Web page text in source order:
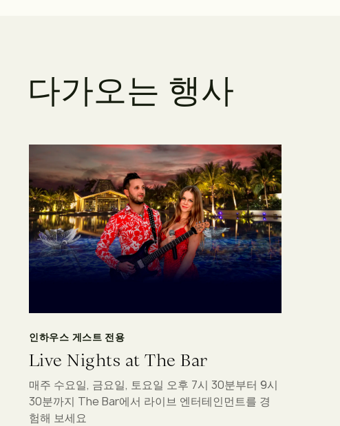
다가오는 행사
인하우스 게스트 전용
Live Nights at The Bar
매주 수요일, 금요일, 토요일 오후 7시 30분부터 9시
30분까지 The Bar에서 라이브 엔터테인먼트를 경
험해 보세요